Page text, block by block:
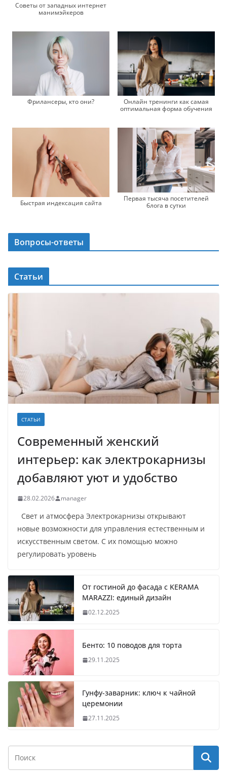
Советы от западных интернет
манимэйкеров
Фрилансеры, кто они?
Онлайн тренинги как самая
оптимальная форма обучения
Быстрая индексация сайта
Первая тысяча посетителей
блога в сутки
Вопросы-ответы
Статьи
СТАТЬИ
Современный женский
интерьер: как электрокарнизы
добавляют уют и удобство
28.02.2026 manager
Свет и атмосфера Электрокарнизы открывают
новые возможности для управления естественным и
искусственным светом. С их помощью можно
регулировать уровень
От гостиной до фасада с KERAMA
MARAZZI: единый дизайн
02.12.2025
Бенто: 10 поводов для торта
29.11.2025
Гунфу-заварник: ключ к чайной
церемонии
27.11.2025